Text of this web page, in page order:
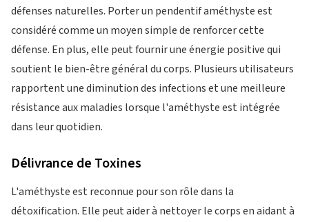
défenses naturelles. Porter un pendentif améthyste est
considéré comme un moyen simple de renforcer cette
défense. En plus, elle peut fournir une énergie positive qui
soutient le bien-être général du corps. Plusieurs utilisateurs
rapportent une diminution des infections et une meilleure
résistance aux maladies lorsque l'améthyste est intégrée
dans leur quotidien.
Délivrance de Toxines
L'améthyste est reconnue pour son rôle dans la
détoxification. Elle peut aider à nettoyer le corps en aidant à